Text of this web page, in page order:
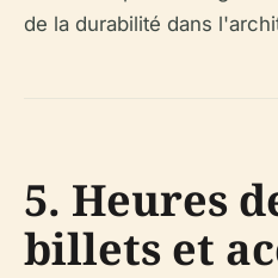
de la durabilité dans
5. Heures
billets et